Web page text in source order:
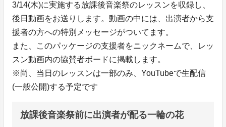
3/14(木)に実施する放課後音楽祭のレッスンを収録し、
後日動画をお送りします。動画の中には、出演者から支
援者の方への特別メッセージがついてます。
また、このパッケージの支援者をニックネームで、レッ
スン動画内の協賛者ボードに掲載します。
※尚、当日のレッスンは一部のみ、YouTubeで生配信
(一般公開)する予定です
放課後音楽祭前に出演者が配る一輪の花